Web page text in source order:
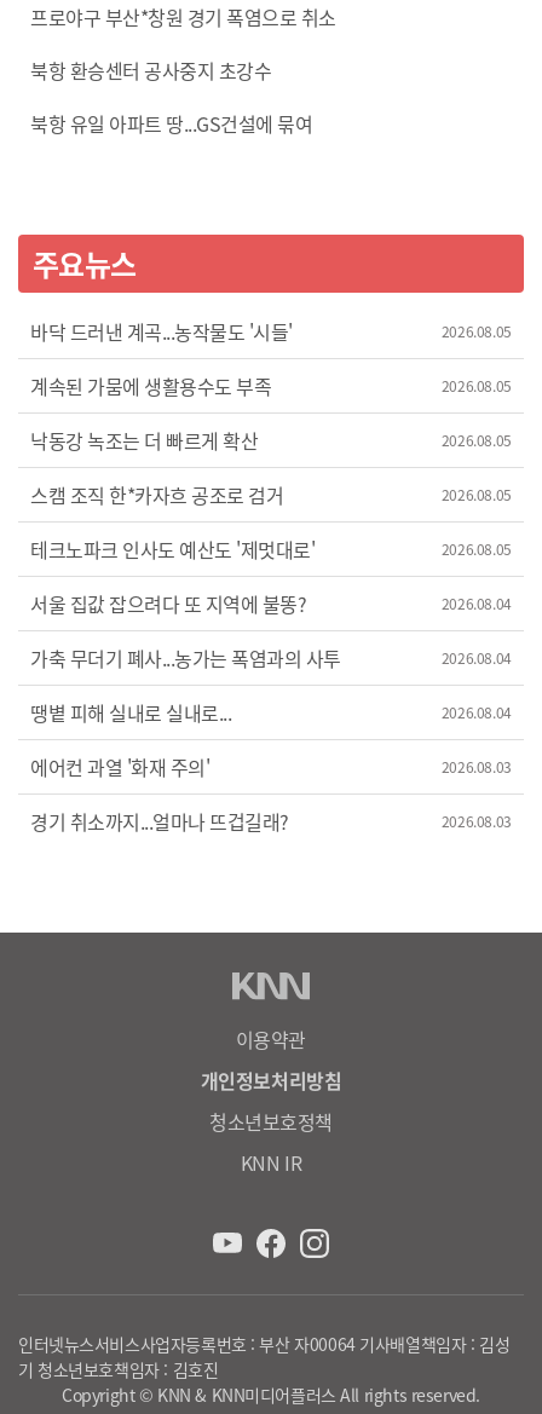
프로야구 부산*창원 경기 폭염으로 취소
북항 환승센터 공사중지 초강수
북항 유일 아파트 땅...GS건설에 묶여
주요뉴스
바닥 드러낸 계곡...농작물도 '시들' 2026.08.05
계속된 가뭄에 생활용수도 부족 2026.08.05
낙동강 녹조는 더 빠르게 확산 2026.08.05
스캠 조직 한*카자흐 공조로 검거 2026.08.05
테크노파크 인사도 예산도 '제멋대로' 2026.08.05
서울 집값 잡으려다 또 지역에 불똥? 2026.08.04
가축 무더기 폐사...농가는 폭염과의 사투 2026.08.04
땡볕 피해 실내로 실내로... 2026.08.04
에어컨 과열 '화재 주의' 2026.08.03
경기 취소까지...얼마나 뜨겁길래? 2026.08.03
이용약관
개인정보처리방침
청소년보호정책
KNN IR
인터넷뉴스서비스사업자등록번호 : 부산 자00064 기사배열책임자 : 김성
기 청소년보호책임자 : 김호진
Copyright © KNN & KNN미디어플러스 All rights reserved.